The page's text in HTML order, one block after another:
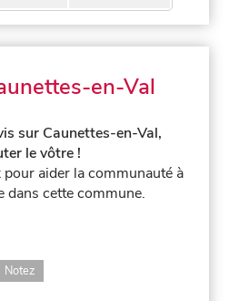
en-Val
sur Caunettes-en-Val,
le vôtre !
aider la communauté à
dans cette commune.
Notez